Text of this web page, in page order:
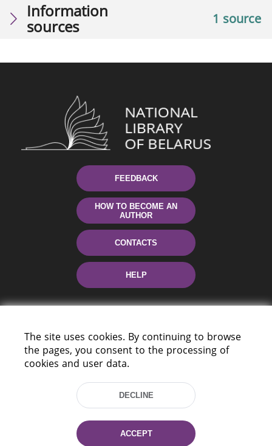
1 source
Information
sources
FEEDBACK
HOW TO BECOME AN
AUTHOR
CONTACTS
HELP
220114, Niezaležnasci Ave. 116, Minsk,
Tel.: (+375 17) 368 37 37
Fax: (+375 17) 368 97 06
The site uses cookies. By continuing to browse
the pages, you consent to the processing of
cookies and user data.
DECLINE
ACCEPT